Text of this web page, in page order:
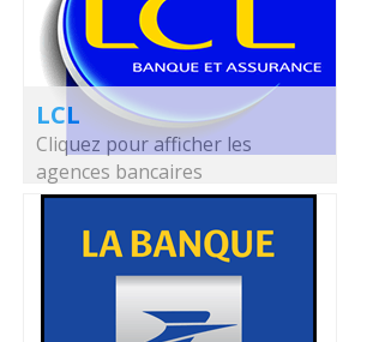
LCL
Cliquez pour afficher les
agences bancaires